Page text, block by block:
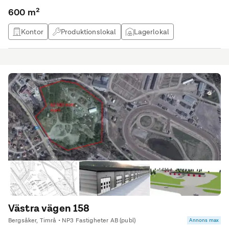
600 m²
Kontor Produktionslokal
Lagerlokal
Kontorshotell
Västra vägen 158
Bergsåker, Timrå • NP3 Fastigheter AB (publ) Annons max